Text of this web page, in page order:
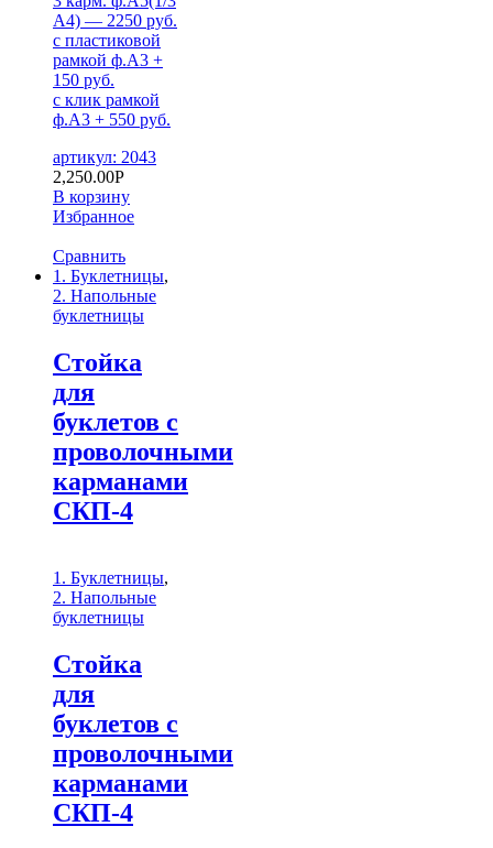
A4) — 2250 руб.
с пластиковой
рамкой ф.А3 +
150 руб.
с клик рамкой
ф.А3 + 550 руб.
артикул: 2043
2,250.00Р
В корзину
Избранное
Сравнить
1. Буклетницы,
2. Напольные
буклетницы
Стойка
для
буклетов c
проволочными
карманами
СКП-4
1. Буклетницы,
2. Напольные
буклетницы
Стойка
для
буклетов c
проволочными
карманами
СКП-4